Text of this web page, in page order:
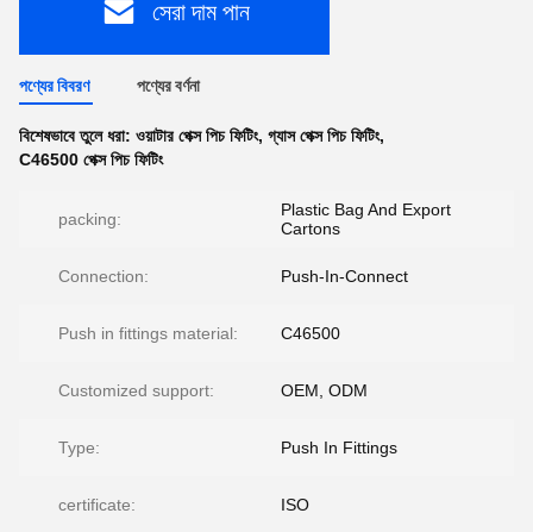
সেরা দাম পান
পণ্যের বিবরণ পণ্যের বর্ণনা
বিশেষভাবে তুলে ধরা: ওয়াটার পেক্স পিচ ফিটিং, গ্যাস পেক্স পিচ ফিটিং,
C46500 পেক্স পিচ ফিটিং
packing:
Plastic Bag And Export
Cartons
Connection: Push-In-Connect
Push in fittings material: C46500
Customized support: OEM, ODM
Type: Push In Fittings
certificate: ISO